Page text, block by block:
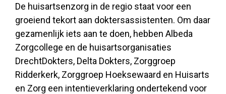
De huisartsenzorg in de regio staat voor een
groeiend tekort aan doktersassistenten. Om daar
gezamenlijk iets aan te doen, hebben Albeda
Zorgcollege en de huisartsorganisaties
DrechtDokters, Delta Dokters, Zorggroep
Ridderkerk, Zorggroep Hoeksewaard en Huisarts
en Zorg een intentieverklaring ondertekend voor